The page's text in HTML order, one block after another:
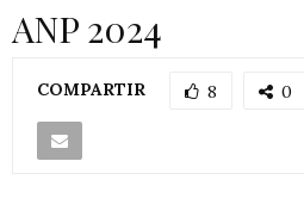
ANP 2024
COMPARTIR 8 0